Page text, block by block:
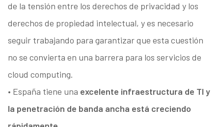
de la tensión entre los derechos de privacidad y los
derechos de propiedad intelectual, y es necesario
seguir trabajando para garantizar que esta cuestión
no se convierta en una barrera para los servicios de
cloud computing.
• España tiene una excelente infraestructura de TI y
la penetración de banda ancha está creciendo